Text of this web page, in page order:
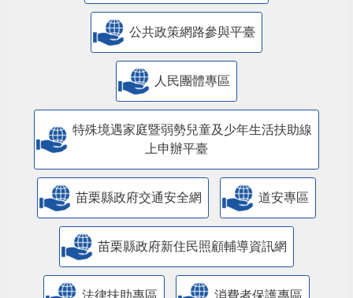
公共政策網路參與平臺
人民團體專區
特殊境遇家庭暨弱勢兒童及少年生活扶助線
上申辦平臺
苗栗縣政府交通安全網 道安專區
苗栗縣政府新住民照顧輔導資訊網
法律扶助專區 消費者保護專區